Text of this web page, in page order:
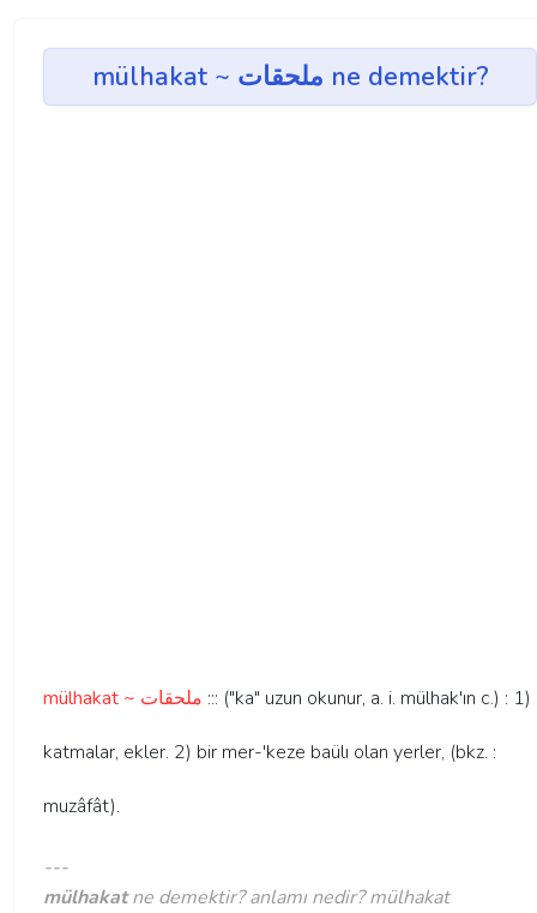
mülhakat ~ ملحقات ne demektir?
mülhakat ~ ملحقات ::: ("ka" uzun okunur, a. i. mülhak'ın c.) : 1)
katmalar, ekler. 2) bir mer-'keze baülı olan yerler, (bkz. :
muzâfât).
---
mülhakatne demektir? anlamı nedir? mülhakat